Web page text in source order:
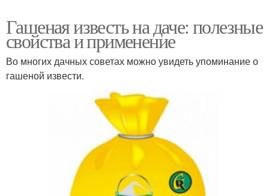
Гашеная известь на даче: полезные
свойства и применение
Во многих дачных советах можно увидеть упоминание о
гашеной извести.